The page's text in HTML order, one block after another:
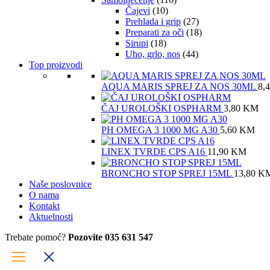
Čajevi (10)
Prehlada i grip (27)
Preparati za oči (18)
Sirupi (18)
Uho, grlo, nos (44)
Top proizvodi
AQUA MARIS SPREJ ZA NOS 30ML
ČAJ UROLOŠKI OSPHARM 3,80 KM
PH OMEGA 3 1000 MG A30 5,60 KM
LINEX TVRDE CPS A16 11,90 KM
BRONCHO STOP SPREJ 15ML 13,80
Naše poslovnice
O nama
Kontakt
Aktuelnosti
Trebate pomoć? Pozovite 035 631 547